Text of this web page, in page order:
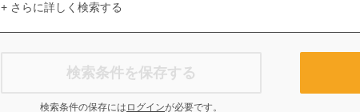
+ さらに詳しく検索する
検索条件を保存する
検索条件の保存には ログインが必要です。